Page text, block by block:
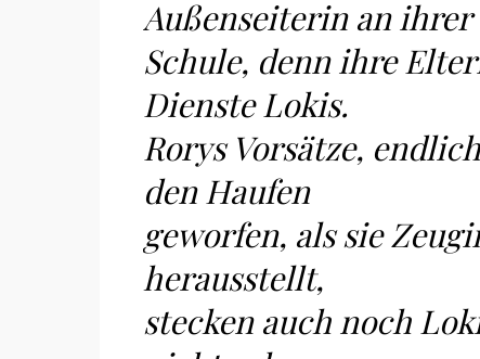
Außenseiterin an ihrer
Schule, denn ihre
Dienste Lokis.
Rorys Vorsätze,
den Haufen
geworfen, als sie
herausstellt,
stecken auch noch